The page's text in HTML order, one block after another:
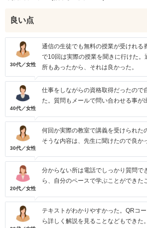
良い点
30代／女性
通信の生徒でも無料の授業が受けれる
で10回は実際の授業を聞きに行けた。
所もあったから、それは良かった。
40代／女性
仕事をしながらの資格取得だったので
た。質問もメールで問い合わせる事が
30代／女性
何回か実際の教室で講義を受けられた
そうな内容は、先生に聞けたので良か
20代／女性
分からない所は電話でしっかり質問で
ら、自分のペースで学ぶことができた
テキストがわかりやすかった。QRコ
ら詳しく解説を見ることなどもできた。